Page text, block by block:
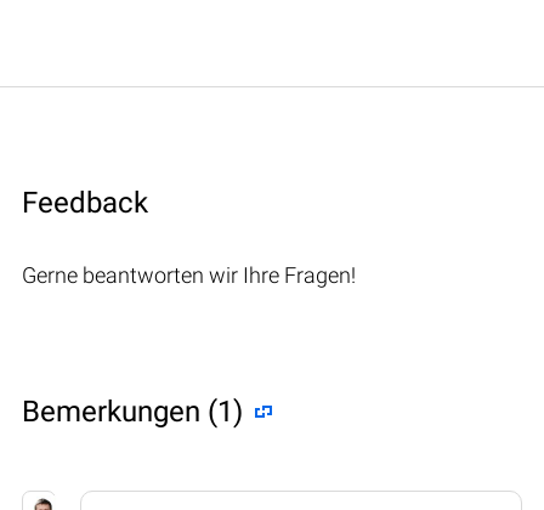
Feedback
Gerne beantworten wir Ihre Fragen!
Bemerkungen (1)